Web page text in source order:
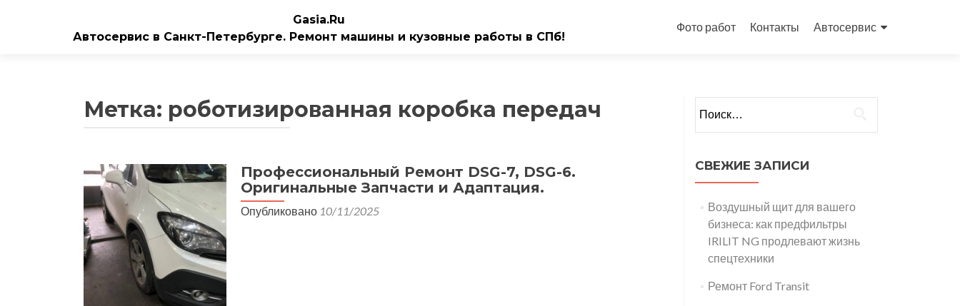
Gasia.Ru
Автосервис в Санкт-Петербурге. Ремонт машины и кузовные работы в СПб!
к
Фото работ Контакты Автосервис
Метка: роботизированная коробка передач
Профессиональный Ремонт DSG-7, DSG-6.
Оригинальные Запчасти и Адаптация.
Опубликовано 10/11/2025
СВЕЖИЕ ЗАПИСИ
Воздушный щит для вашего
бизнеса: как предфильтры
IRILIT NG продлевают жизнь
спецтехники
Ремонт Ford Transit